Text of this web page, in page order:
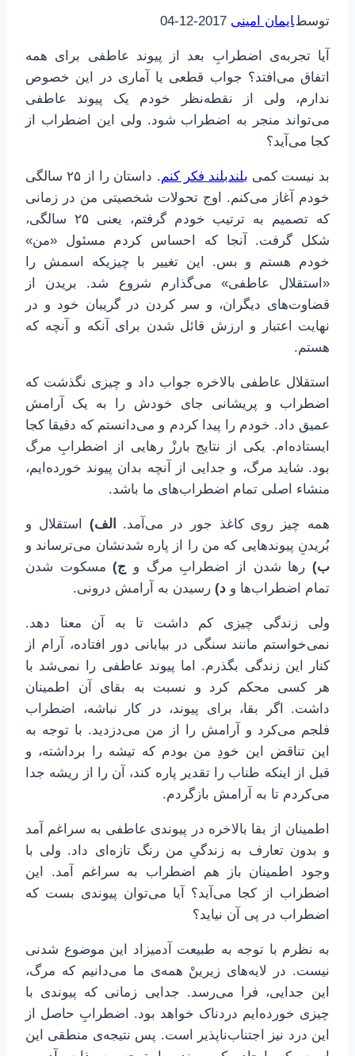
توسطایمان امینی 2017-12-04
آیا تجربه‌ی اضطرابِ بعد از پیوند عاطفی برای همه
اتفاق می‌افتد؟ جواب قطعی یا آماری در این خصوص
ندارم، ولی از نقطه‌نظر خودم یک پیوند عاطفی
می‌تواند منجر به اضطراب شود. ولی این اضطراب از
کجا می‌آید؟
بد نیست کمی بلندبلند فکر کنم
. داستان را از ۲۵ سالگی
خودم آغاز می‌کنم. اوج تحولات شخصیتی من در زمانی
که تصمیم به ترتیب خودم گرفتم، یعنی ۲۵ سالگی،
شکل گرفت. آنجا که احساس کردم مسئول «من»
خودم هستم و بس. این تغییر با چیزیکه اسمش را
«استقلال عاطفی» می‌گذارم شروع شد. بریدن از
قضاوت‌های دیگران، و سر کردن در گریبان خود و در
نهایت اعتبار و ارزش قائل شدن برای آنکه و آنچه که
هستم.
استقلال عاطفی بالاخره جواب داد و چیزی نگذشت که
اضطراب و پریشانی جای خودش را به یک آرامش
عمیق داد. خودم را پیدا کردم و می‌دانستم که دقیقا کجا
ایستاده‌ام. یکی از نتایج بارزْ رهایی از اضطرابِ مرگ
بود. شاید مرگ، و جدایی از آنچه بدان پیوند خورده‌ایم،
منشاء اصلی تمام اضطراب‌های ما باشد.
همه چیز روی کاغذ جور در می‌آمد. الف) استقلال و
بُریدنِ پیوندهایی که من را از پاره شدنشان می‌ترساند و
ب)رها شدن از اضطرابِ مرگ و ج)مسکوت شدن
تمام اضطراب‌ها و د) رسیدن به آرامش درونی.
ولی زندگی چیزی کم داشت تا به آن معنا دهد.
نمی‌خواستم مانند سنگی در بیابانی دور افتاده، آرام از
کنار این زندگی بگذرم. اما پیوند عاطفی را نمی‌شد با
هر کسی محکم کرد و نسبت به بقای آن اطمینان
داشت. اگر بقا، برای پیوند، در کار نباشه، اضطراب
فلجم می‌کرد و آرامش را از من می‌دزدید. با توجه به
این تناقض این خودِ من بودم که تیشه را برداشته، و
قبل از اینکه طناب را تقدیر پاره کند، آن را از ریشه جدا
می‌کردم تا به آرامش بازگردم.
اطمینان از بقا بالاخره در پیوندی عاطفی به سراغم آمد
و بدون تعارف به زندگیِ من رنگ تازه‌ای داد. ولی با
وجود اطمینان باز هم اضطراب به سراغم آمد. این
اضطراب از کجا می‌آید؟ آیا می‌توان پیوندی بست که
اضطراب در پی آن نیاید؟
به نظرم با توجه به طبیعت آدمیزاد این موضوع شدنی
نیست. در لایه‌های زیرینْ همه‌ی ما می‌دانیم که مرگ،
این جدایی، فرا می‌رسد. جدایی زمانی که پیوندی با
چیزی خورده‌ایم دردناک خواهد بود. اضطرابِ حاصل از
این درد نیز اجتناب‌ناپذیر است. پس نتیجه‌ی منطقی این